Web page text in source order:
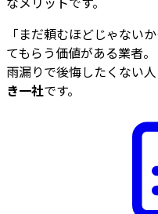
「まだ頼むほどじゃない
てもらう価値がある業者。
雨漏りで後悔したくない人
き一社です。